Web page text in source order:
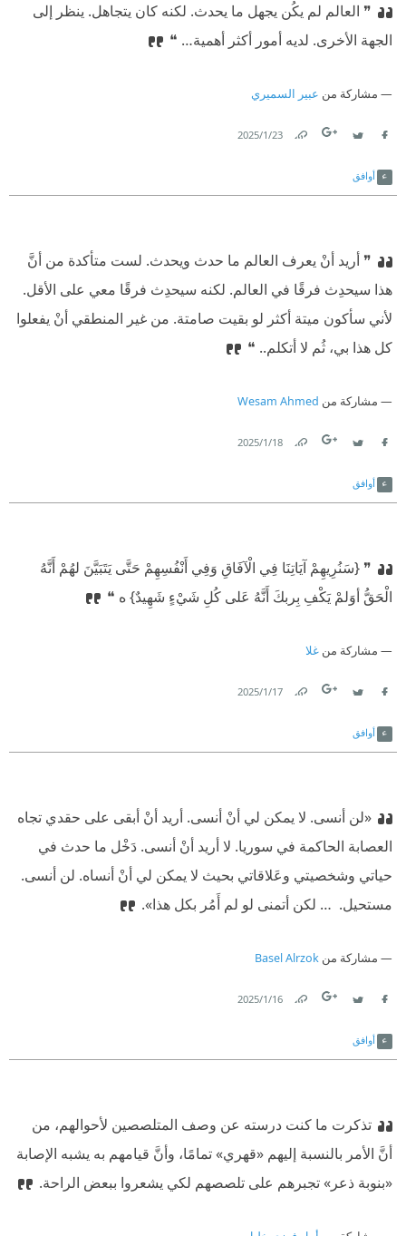
❞ العالم لم يكُن يجهل ما يحدث. لكنه كان يتجاهل. ينظر إلى
الجهة الأخرى. لديه أمور أكثر أهمية… ❝
مشاركة من عبير السميري
23‏/1‏/2025
أوافق
❞ أريد أنْ يعرف العالم ما حدث ويحدث. لست متأكدة من أنَّ
هذا سيحدِث فرقًا في العالم. لكنه سيحدِث فرقًا معي على الأقل.
لأني سأكون ميتة أكثر لو بقيت صامتة. من غير المنطقي أنْ يفعلوا
كل هذا بي، ثُم لا أتكلم.. ❝
مشاركة من Wesam Ahmed
18‏/1‏/2025
أوافق
❞ {سَنُرِيهِمْ آيَاتِنَا فِي الْآفَاقِ وَفِي أَنْفُسِهِمْ حَتَّى يَتَبَيَّنَ لهُمْ أَنَّهُ
الْحَقُّ أوَلمْ يَكْفِ بِربكَ أَنَّهُ عَلى كُلِ شَيْءٍ شَهِيدٌ} ه ❝
مشاركة من غلا
17‏/1‏/2025
أوافق
«لن أنسى. لا يمكن لي أنْ أنسى. أريد أنْ أبقى على حقدي تجاه
العصابة الحاكمة في سوريا. لا أريد أنْ أنسى. دَخْل ما حدث في
حياتي وشخصيتي وعَلاقاتي بحيث لا يمكن لي أنْ أنساه. لن أنسى.
مستحيل. ‫ … لكن أتمنى لو لم أَمُر بكل هذا».
مشاركة من Basel Alrzok
16‏/1‏/2025
أوافق
تذكرت ما كنت درسته عن وصف المتلصصين لأحوالهم، من
أنَّ الأمر بالنسبة إليهم «قهري» تمامًا، وأنَّ قيامهم به يشبه الإصابة
«بنوبة ذعر» تجبرهم على تلصصهم لكي يشعروا ببعض الراحة.